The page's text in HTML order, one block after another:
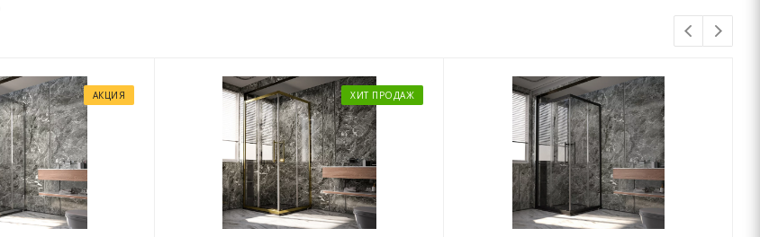
АКЦИЯ ХИТ ПРОДАЖ